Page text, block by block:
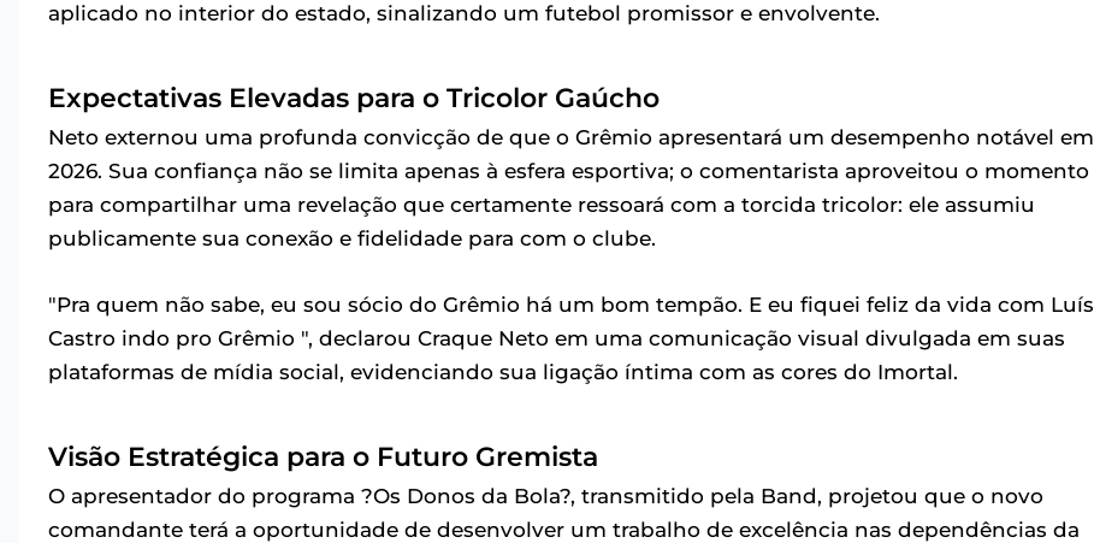
aplicado no interior do estado, sinalizando um futebol promissor e envolvente.
Expectativas Elevadas para o Tricolor Gaúcho
Neto externou uma profunda convicção de que o Grêmio apresentará um desempenho notável em
2026. Sua confiança não se limita apenas à esfera esportiva; o comentarista aproveitou o momento
para compartilhar uma revelação que certamente ressoará com a torcida tricolor: ele assumiu
publicamente sua conexão e fidelidade para com o clube.
"Pra quem não sabe, eu sou sócio do Grêmio há um bom tempão. E eu fiquei feliz da vida com Luís
Castro indo pro Grêmio ", declarou Craque Neto em uma comunicação visual divulgada em suas
plataformas de mídia social, evidenciando sua ligação íntima com as cores do Imortal.
Visão Estratégica para o Futuro Gremista
O apresentador do programa ?Os Donos da Bola?, transmitido pela Band, projetou que o novo
comandante terá a oportunidade de desenvolver um trabalho de excelência nas dependências da